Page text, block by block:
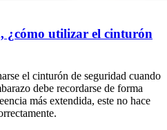
¿cómo utilizar el cinturón
el cinturón de seguridad cuando
debe recordarse de forma
más extendida, este no hace